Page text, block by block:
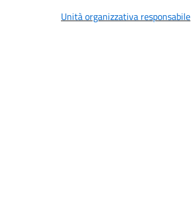
Unità organizzativa responsabile